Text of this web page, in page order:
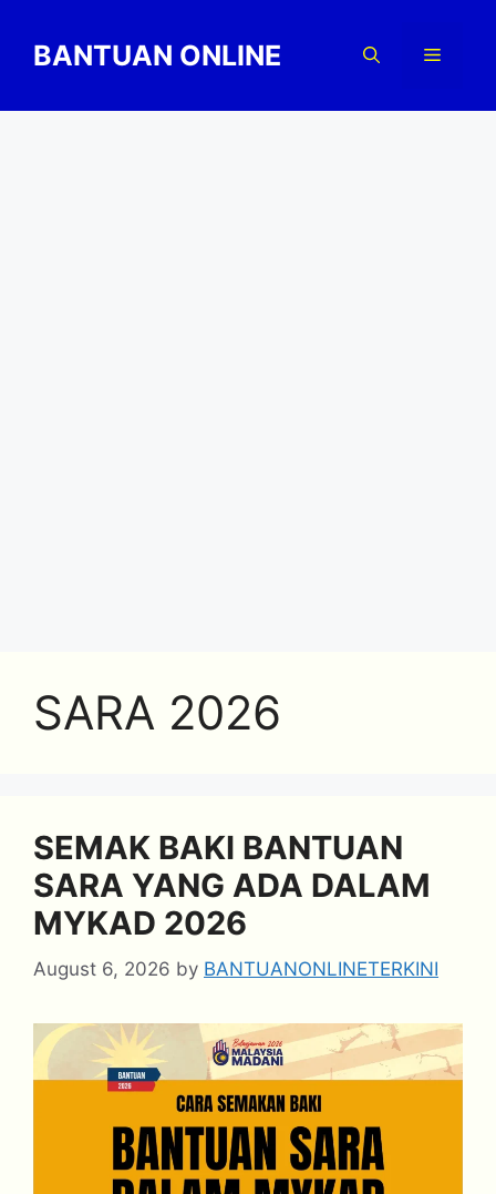
contentBANTUAN ONLINE Menu
SARA 2026
SEMAK BAKI BANTUAN
SARA YANG ADA DALAM
MYKAD 2026
August 6, 2026 by BANTUANONLINETERKINI